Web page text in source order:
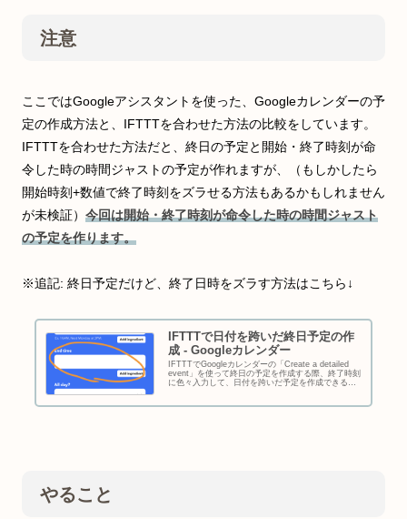
注意
ここではGoogleアシスタントを使った、Googleカレンダーの予
定の作成方法と、IFTTTを合わせた方法の比較をしています。
IFTTTを合わせた方法だと、終日の予定と開始・終了時刻が命
令した時の時間ジャストの予定が作れますが、（もしかしたら
開始時刻+数値で終了時刻をズラせる方法もあるかもしれません
が未検証） 今回は開始・終了時刻が命令した時の時間ジャスト
の予定を作ります。
※追記: 終日予定だけど、終了日時をズラす方法はこちら↓
IFTTTで日付を跨いだ終日予定の作
成 - Googleカレンダー
IFTTTでGoogleカレンダーの「Create a detailed
event」を使って終日の予定を作成する際、終了時刻
に色々入力して、日付を跨いだ予定を作成できるか
す。トリガーはGoogleアシス...
やること